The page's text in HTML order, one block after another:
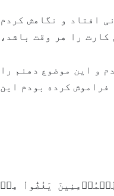
افتاد و نگاهش کردم
را هر وقت باشد،
و این موضوع دهنم را
فراموش کرده بودم این
لِّلۡمُؤۡمِنِينَ يَغُضُّواْ مِنۡ